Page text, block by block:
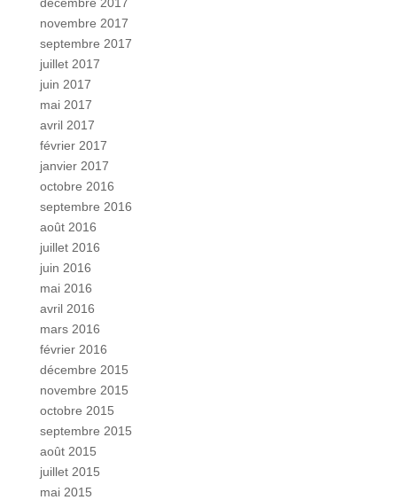
novembre 2017
septembre 2017
juillet 2017
juin 2017
mai 2017
avril 2017
février 2017
janvier 2017
octobre 2016
septembre 2016
août 2016
juillet 2016
juin 2016
mai 2016
avril 2016
mars 2016
février 2016
décembre 2015
novembre 2015
octobre 2015
septembre 2015
août 2015
juillet 2015
mai 2015